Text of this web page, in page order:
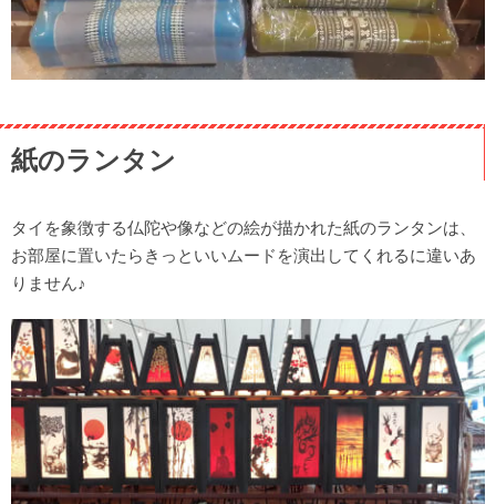
紙のランタン
タイを象徴する仏陀や像などの絵が描かれた紙のランタンは、
お部屋に置いたらきっといいムードを演出してくれるに違いあ
りません♪